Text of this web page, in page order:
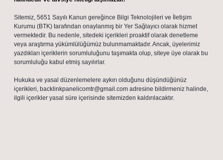
Sitemiz, 5651 Sayılı Kanun gereğince Bilgi Teknolojileri ve İletişim
Kurumu (BTK) tarafından onaylanmış bir Yer Sağlayıcı olarak hizmet
vermektedir. Bu nedenle, sitedeki içerikleri proaktif olarak denetleme
veya araştırma yükümlülüğümüz bulunmamaktadır. Ancak, üyelerimiz
yazdıkları içeriklerin sorumluluğunu taşımakta olup, siteye üye olarak bu
sorumluluğu kabul etmiş sayılırlar.
Hukuka ve yasal düzenlemelere aykırı olduğunu düşündüğünüz
içerikleri, backlinkpanelicomtr@gmail.com adresine bildirmeniz halinde,
ilgili içerikler yasal süre içerisinde sitemizden kaldırılacaktır.